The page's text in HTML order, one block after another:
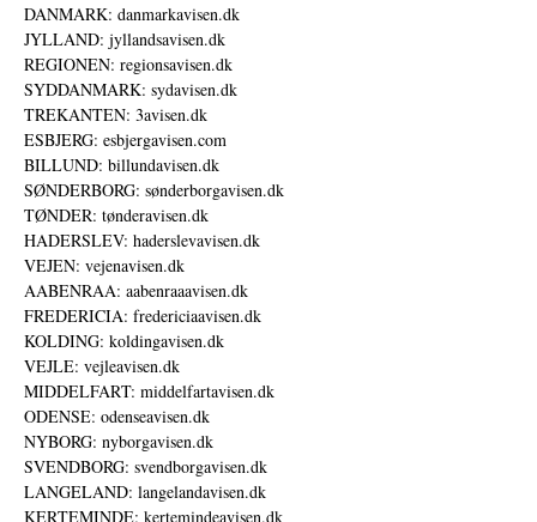
DANMARK: danmarkavisen.dk
JYLLAND: jyllandsavisen.dk
REGIONEN: regionsavisen.dk
SYDDANMARK: sydavisen.dk
TREKANTEN: 3avisen.dk
ESBJERG: esbjergavisen.com
BILLUND: billundavisen.dk
SØNDERBORG: sønderborgavisen.dk
TØNDER: tønderavisen.dk
HADERSLEV: haderslevavisen.dk
VEJEN: vejenavisen.dk
AABENRAA: aabenraaavisen.dk
FREDERICIA: fredericiaavisen.dk
KOLDING: koldingavisen.dk
VEJLE: vejleavisen.dk
MIDDELFART: middelfartavisen.dk
ODENSE: odenseavisen.dk
NYBORG: nyborgavisen.dk
SVENDBORG: svendborgavisen.dk
LANGELAND: langelandavisen.dk
KERTEMINDE: kertemindeavisen.dk